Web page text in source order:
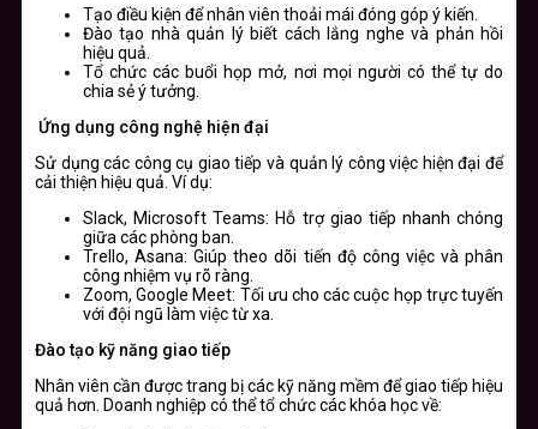
Tạo điều kiện để nhân viên thoải mái đóng góp ý kiến.
Đào tạo nhà quản lý biết cách lắng nghe và phản hồi
hiệu quả.
Tổ chức các buổi họp mở, nơi mọi người có thể tự do
chia sẻ ý tưởng.
Ứng dụng công nghệ hiện đại
Sử dụng các công cụ giao tiếp và quản lý công việc hiện đại để
cải thiện hiệu quả. Ví dụ:
Slack, Microsoft Teams: Hỗ trợ giao tiếp nhanh chóng
giữa các phòng ban.
Trello, Asana: Giúp theo dõi tiến độ công việc và phân
công nhiệm vụ rõ ràng.
Zoom, Google Meet: Tối ưu cho các cuộc họp trực tuyến
với đội ngũ làm việc từ xa.
Đào tạo kỹ năng giao tiếp
Nhân viên cần được trang bị các kỹ năng mềm để giao tiếp hiệu
quả hơn. Doanh nghiệp có thể tổ chức các khóa học về: